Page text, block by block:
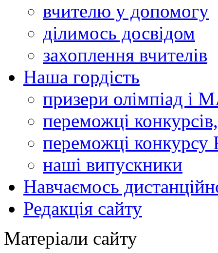
вчителю у допомогу
ділимось досвідом
захоплення вчителів
Наша гордість
призери олімпіад і
переможці
переможці конкурсу
наші випускники
Навчаємось
Редакція сайту
Матеріали сайту